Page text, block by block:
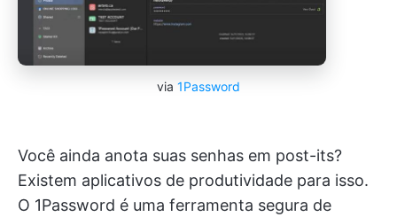
via 1Password
Você ainda anota suas senhas em post-its?
Existem aplicativos de produtividade para isso.
O 1Password é uma ferramenta segura de